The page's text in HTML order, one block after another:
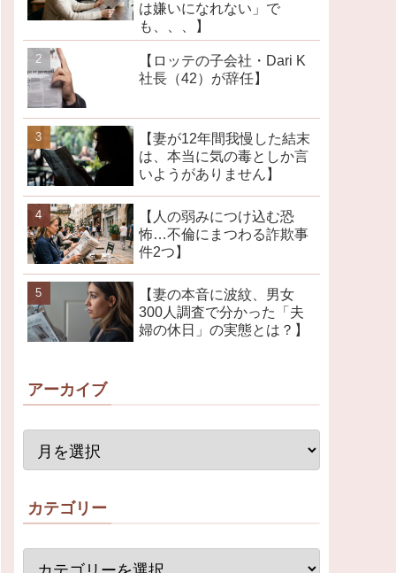
は嫌いになれない」で
も、、、】
【ロッテの子会社・Dari K
社長（42）が辞任】
【妻が12年間我慢した結末
は、本当に気の毒としか言
いようがありません】
【人の弱みにつけ込む恐
怖…不倫にまつわる詐欺事
件2つ】
【妻の本音に波紋、男女
300人調査で分かった「夫
婦の休日」の実態とは？】
アーカイブ
カテゴリー